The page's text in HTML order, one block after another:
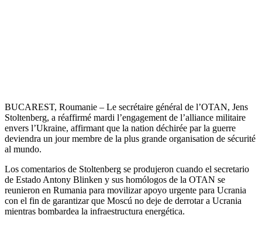
BUCAREST, Roumanie – Le secrétaire général de l’OTAN, Jens
Stoltenberg, a réaffirmé mardi l’engagement de l’alliance militaire
envers l’Ukraine, affirmant que la nation déchirée par la guerre
deviendra un jour membre de la plus grande organisation de sécurité
al mundo.
Los comentarios de Stoltenberg se produjeron cuando el secretario
de Estado Antony Blinken y sus homólogos de la OTAN se
reunieron en Rumania para movilizar apoyo urgente para Ucrania
con el fin de garantizar que Moscú no deje de derrotar a Ucrania
mientras bombardea la infraestructura energética.